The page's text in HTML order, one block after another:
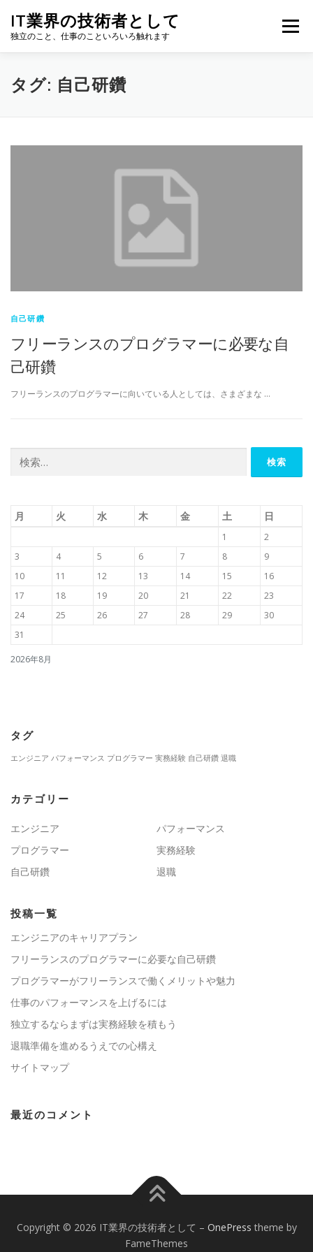
IT業界の技術者として
独立のこと、仕事のこといろいろ触れます
メニュー
タグ: 自己研鑽
自己研鑽
フリーランスのプログラマーに必要な自
己研鑽
フリーランスのプログラマーに向いている人としては、さまざまな …
索:
2026年8月
月 火 水 木 金 土 日
1
2
3
4 5 6 7 8
9
10
11 12 13 14 15
16
17
18 19 20 21 22
23
24
25 26 27 28 29
30
31
タグ
エンジニア パフォーマンス プログラマー 実務経験 自己研鑽 退職
カテゴリー
エンジニア
パフォーマンス
プログラマー
実務経験
自己研鑽
退職
投稿一覧
エンジニアのキャリアプラン
フリーランスのプログラマーに必要な自己研鑽
プログラマーがフリーランスで働くメリットや魅力
仕事のパフォーマンスを上げるには
独立するならまずは実務経験を積もう
退職準備を進めるうえでの心構え
サイトマップ
最近のコメント
Copyright © 2026 IT業界の技術者として – OnePress theme by
FameThemes